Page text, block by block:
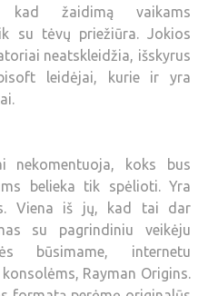
žaidimą vaikams
su tėvų priežiūra. Jokios
neatskleidžia, išskyrus
leidėjai, kurie ir yra
nekomentuoja, koks bus
belieka tik spėlioti. Yra
Viena iš jų, kad tai dar
su pagrindiniu veikėju
būsimame, internetu
Rayman Origins.